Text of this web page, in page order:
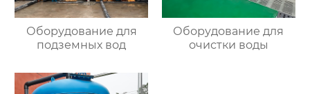
Оборудование для
подземных вод
Оборудование для
очистки воды